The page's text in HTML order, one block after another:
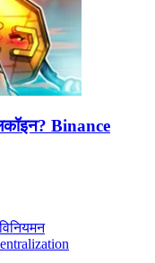
Binance
विनियमन